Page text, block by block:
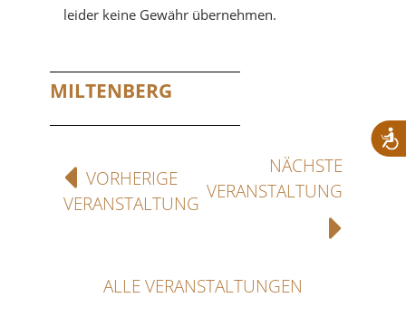
leider keine Gewähr übernehmen.
MILTENBERG
VORHERIGE
VERANSTALTUNG
NÄCHSTE
VERANSTALTUNG
ALLE VERANSTALTUNGEN